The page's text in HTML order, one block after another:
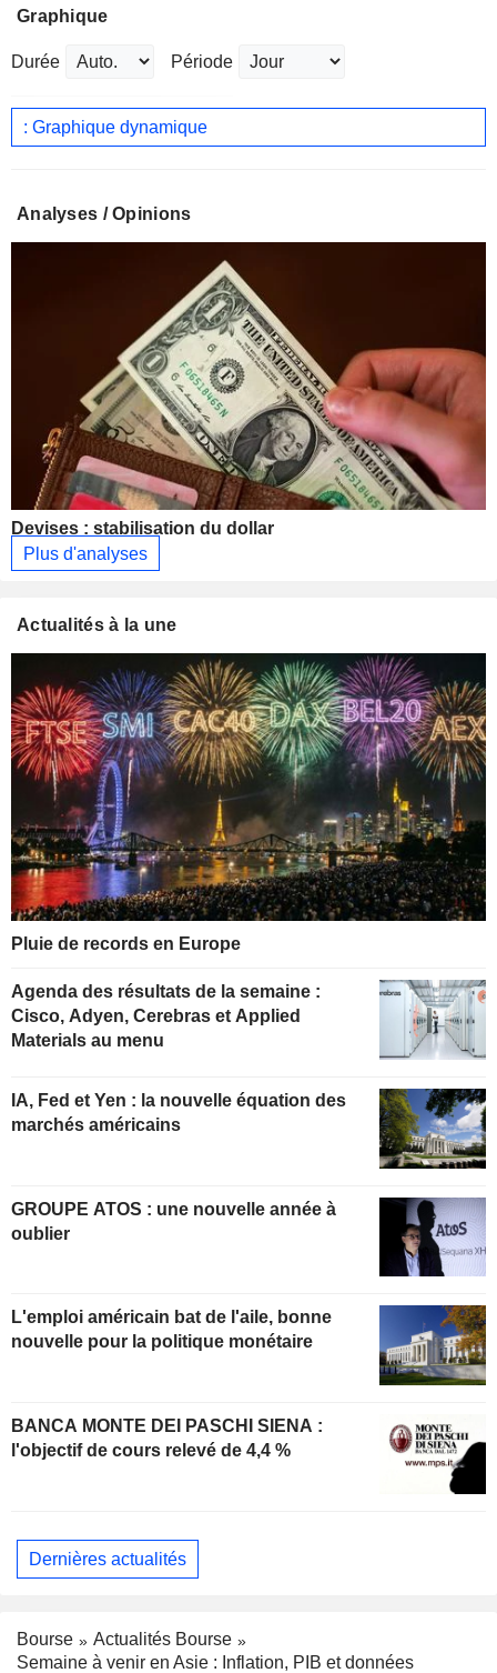
Graphique
Durée Période
: Graphique dynamique
Analyses / Opinions
Devises : stabilisation du dollar
Plus d'analyses
Actualités à la une
Pluie de records en Europe
Agenda des résultats de la semaine :
Cisco, Adyen, Cerebras et Applied
Materials au menu
IA, Fed et Yen : la nouvelle équation des
marchés américains
GROUPE ATOS : une nouvelle année à
oublier
L'emploi américain bat de l'aile, bonne
nouvelle pour la politique monétaire
BANCA MONTE DEI PASCHI SIENA :
l'objectif de cours relevé de 4,4 %
Dernières actualités
Bourse
Actualités Bourse
Semaine à venir en Asie : Inflation, PIB et données